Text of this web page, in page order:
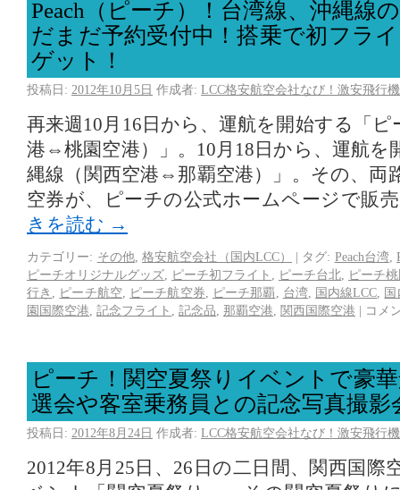
Peach（ピーチ）！台湾線、沖縄線
だまだ予約受付中！搭乗で初フラ
ゲット！
投稿日: 2012年10月5日 作成者: LCC格安航空会社なび！激安飛行
再来週10月16日から、運航を開始する「ピ
港⇔桃園空港）」。10月18日から、運航を
縄線（関西空港⇔那覇空港）」。その、両
空券が、ピーチの公式ホームページで販
きを読む →
カテゴリー: その他, 格安航空会社（国内LCC） | タグ: Peach台湾,
ピーチオリジナルグッズ
ピーチ初フライト ピーチ台北
ピーチ
行き
ピーチ航空 ピーチ航空券 ピーチ那覇 台湾, 国内線LCC
園国際空港 記念フライト 記念品 那覇空港 関西国際空港 | コメ
ピーチ！関空夏祭りイベントで豪
選会や客室乗務員との記念写真撮影
投稿日: 2012年8月24日 作成者: LCC格安航空会社なび！激安飛行
2012年8月25日、26日の二日間、関西国際